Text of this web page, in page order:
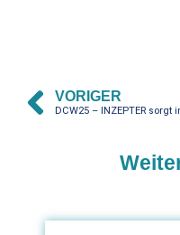
VORIGER